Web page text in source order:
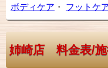
ボディケア ・ フットケ
姉崎店 料金表/施